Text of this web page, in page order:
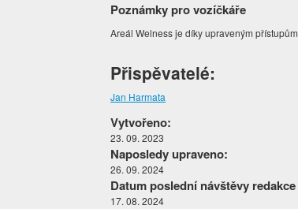
Poznámky pro vozíčkáře
Areál Welness je díky upraveným
Přispěvatelé:
Jan Harmata
Vytvořeno:
23. 09. 2023
Naposledy upraveno:
26. 09. 2024
Datum poslední návštěvy
17. 08. 2024